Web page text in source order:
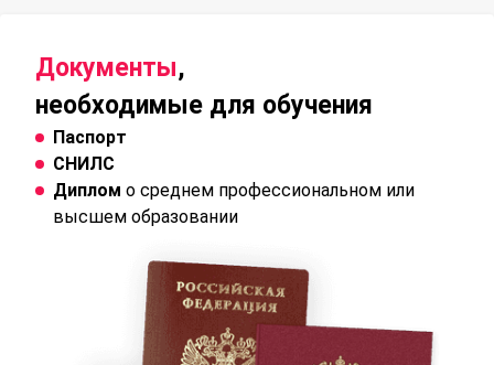
Документы,
необходимые для обучения
Паспорт
СНИЛС
Диплом о среднем профессиональном или
высшем образовании